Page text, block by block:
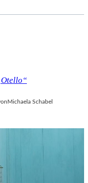
Michaela Schabel